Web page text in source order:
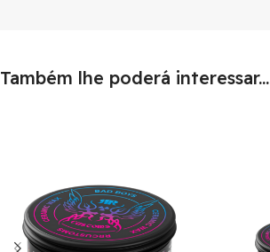
Também lhe poderá interessar...